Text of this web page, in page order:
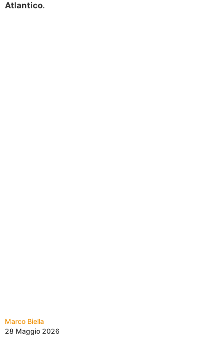
Atlantico.
Marco Biella
28 Maggio 2026